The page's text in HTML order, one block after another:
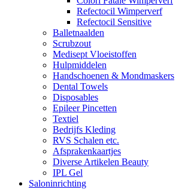
Refectocil Wimperverf
Refectocil Sensitive
Balletnaalden
Scrubzout
Medisept Vloeistoffen
Hulpmiddelen
Handschoenen & Mondmaskers
Dental Towels
Disposables
Epileer Pincetten
Textiel
Bedrijfs Kleding
RVS Schalen etc.
Afsprakenkaartjes
Diverse Artikelen Beauty
IPL Gel
Saloninrichting